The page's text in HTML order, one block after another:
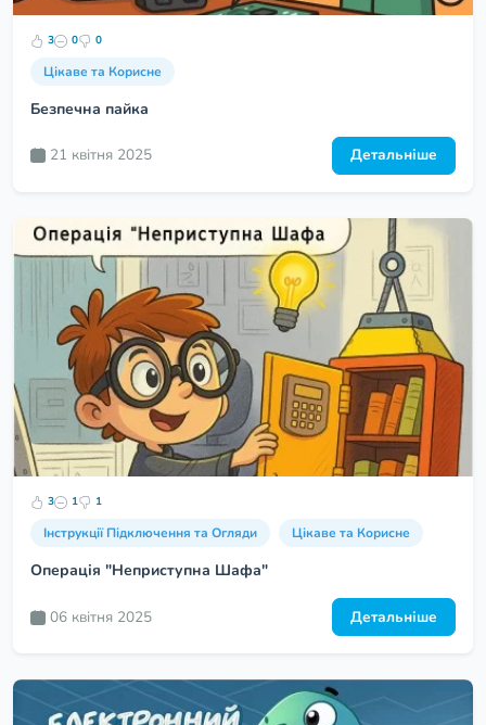
3 0 0
Цікаве та Корисне
Безпечна пайка
21 квітня 2025 Детальніше
3 1 1
Інструкції Підключення та Огляди Цікаве та Корисне
Операція "Неприступна Шафа"
06 квітня 2025 Детальніше